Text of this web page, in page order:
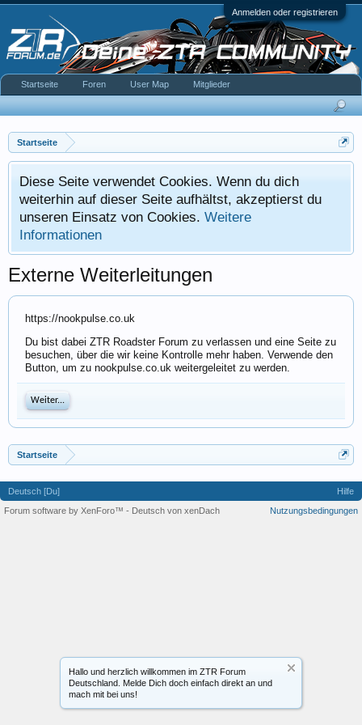
Anmelden oder registrieren
Startseite
Diese Seite verwendet Cookies. Wenn du dich
weiterhin auf dieser Seite aufhältst, akzeptierst du
unseren Einsatz von Cookies. Weitere
Informationen
Hallo und herzlich willkommen im ZTR Forum
Deutschland. Melde Dich doch einfach direkt an und
mach mit bei uns!
Externe Weiterleitungen
https://nookpulse.co.uk
Du bist dabei ZTR Roadster Forum zu verlassen und eine Seite zu
besuchen, über die wir keine Kontrolle mehr haben. Verwende den
Button, um zu nookpulse.co.uk weitergeleitet zu werden.
Weiter...
Startseite
Startseite Foren User Map Mitglieder
Deutsch [Du]
Hilfe
Nutzungsbedingungen
Forum software by XenForo™ - Deutsch von xenDach